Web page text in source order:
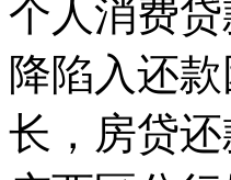
个人消费
降陷入还
长，房贷